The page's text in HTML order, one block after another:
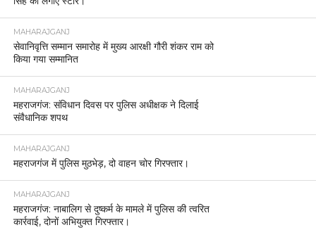
MAHARAJGANJ
सेवानिवृत्ति सम्मान समारोह में मुख्य आरक्षी गौरी शंकर राम को
किया गया सम्मानित
MAHARAJGANJ
महराजगंज: संविधान दिवस पर पुलिस अधीक्षक ने दिलाई
संवैधानिक शपथ
MAHARAJGANJ
महराजगंज में पुलिस मुठभेड़, दो वाहन चोर गिरफ्तार।
MAHARAJGANJ
महराजगंज: नाबालिग से दुष्कर्म के मामले में पुलिस की त्वरित
कार्रवाई, दोनों अभियुक्त गिरफ्तार।